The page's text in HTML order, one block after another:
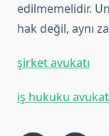
edilmemelidir.
hak değil, aynı
şirket avukatı
iş hukuku